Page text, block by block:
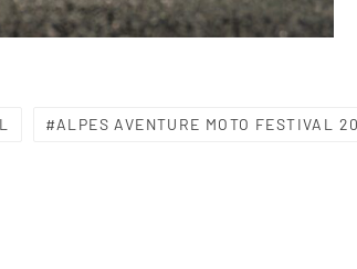
ALPES AVENTURE MOTO FESTIVAL